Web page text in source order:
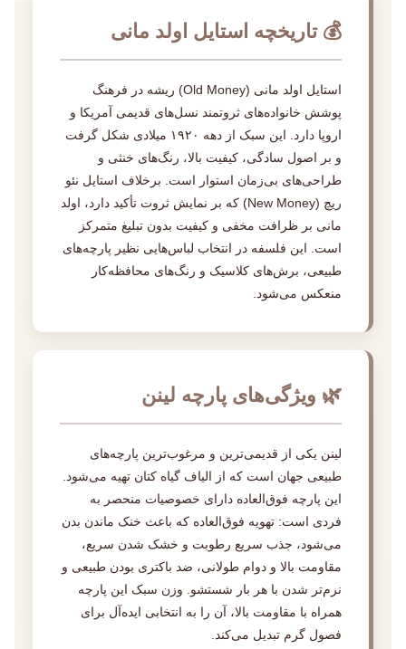
💰 تاریخچه استایل اولد مانی
استایل اولد مانی (Old Money) ریشه در فرهنگ
پوشش خانواده‌های ثروتمند نسل‌های قدیمی آمریکا و
اروپا دارد. این سبک از دهه ۱۹۲۰ میلادی شکل گرفت
و بر اصول سادگی، کیفیت بالا، رنگ‌های خنثی و
طراحی‌های بی‌زمان استوار است. برخلاف استایل نئو
ریچ (New Money) که بر نمایش ثروت تأکید دارد، اولد
مانی بر ظرافت مخفی و کیفیت بدون تبلیغ متمرکز
است. این فلسفه در انتخاب لباس‌هایی نظیر پارچه‌های
طبیعی، برش‌های کلاسیک و رنگ‌های محافظه‌کار
منعکس می‌شود.
🌿 ویژگی‌های پارچه لینن
لینن یکی از قدیمی‌ترین و مرغوب‌ترین پارچه‌های
طبیعی جهان است که از الیاف گیاه کتان تهیه می‌شود.
این پارچه فوق‌العاده دارای خصوصیات منحصر به
فردی است: تهویه فوق‌العاده که باعث خنک ماندن بدن
می‌شود، جذب سریع رطوبت و خشک شدن سریع،
مقاومت بالا و دوام طولانی، ضد باکتری بودن طبیعی و
نرم‌تر شدن با هر بار شستشو. وزن سبک این پارچه
همراه با مقاومت بالا، آن را به انتخابی ایده‌آل برای
فصول گرم تبدیل می‌کند.